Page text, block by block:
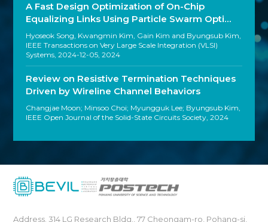
A Fast Design Optimization of On-Chip
Equalizing Links Using Particle Swarm Opti…
Hyoseok Song, Kwangmin Kim, Gain Kim and Byungsub Kim,
IEEE Transactions on Very Large Scale Integration (VLSI)
Systems, 2024-12-05, 2024
Review on Resistive Termination Techniques
Driven by Wireline Channel Behaviors
Changjae Moon; Minsoo Choi; Myungguk Lee; Byungsub Kim,
IEEE Open Journal of the Solid-State Circuits Society, 2024
Address. 314 LG Research Bldg., 77 Cheongam-ro, Pohang-si,